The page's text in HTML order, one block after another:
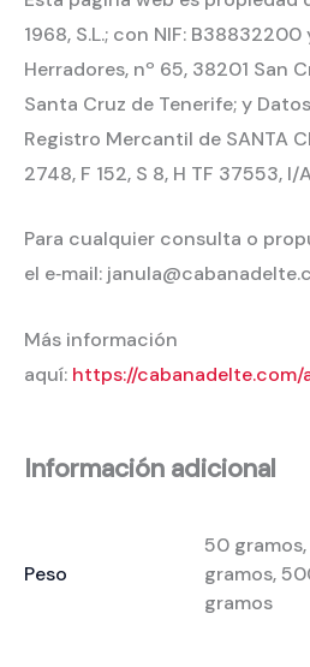
1968, S.L.; con NIF:
Herradores, nº 65, 38201 San
Santa Cruz de Tenerife; y
Registro Mercantil de SANTA
2748, F 152, S 8, H TF 37553, I/
Para cualquier consulta o
el e‐mail:
Más información
aquí: https://
Información adicional
Peso
50
gramos,
gramos